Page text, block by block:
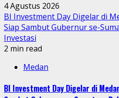
4 Agustus 2026
BI Investment Day Digelar di
Siap Sambut Gubernur se-
Investasi
2 min read
Medan
BI Investment Day Digelar di